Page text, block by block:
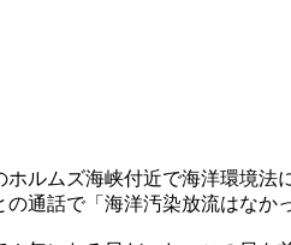
ルムズ海峡付近で海洋環境
通話で「海洋汚染放流はなか